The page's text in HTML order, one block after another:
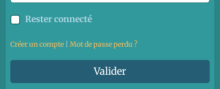
Rester connecté
Créer un compte Mot de passe perdu ?
Valider